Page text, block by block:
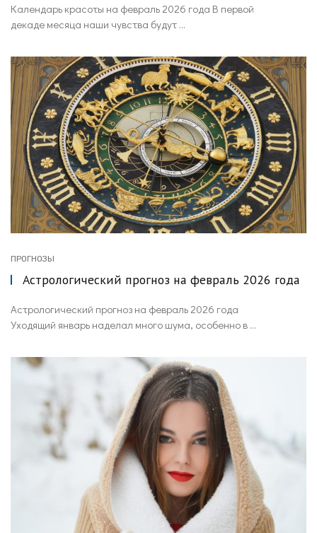
Календарь красоты на февраль 2026 года В первой
декаде месяца наши чувства будут ...
ПРОГНОЗЫ
Астрологический прогноз на февраль 2026 года
Астрологический прогноз на февраль 2026 года
Уходящий январь наделал много шума, особенно в ...